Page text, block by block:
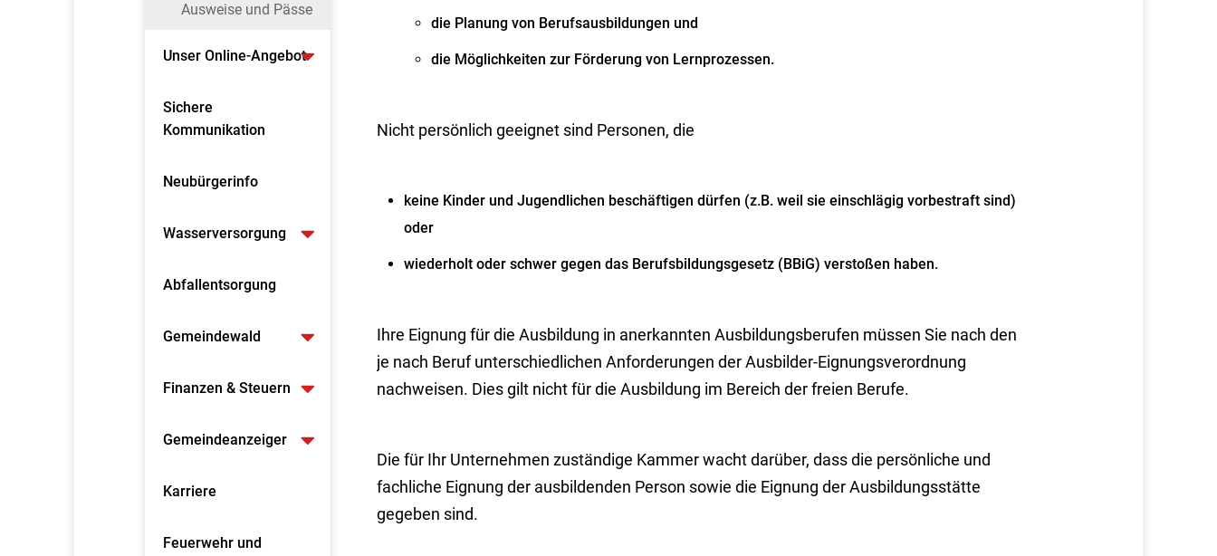
Ausweise und Pässe
Unser Online-Angebot
Sichere
Kommunikation
Neubürgerinfo
Wasserversorgung
Abfallentsorgung
Gemeindewald
Finanzen & Steuern
Gemeindeanzeiger
Karriere
Feuerwehr und
die Planung von Berufsausbildungen und
die Möglichkeiten zur Förderung von Lernprozessen.
Nicht persönlich geeignet sind Personen, die
keine Kinder und Jugendlichen beschäftigen dürfen (z.B. weil sie einschlägig vorbestraft sind)
oder
wiederholt oder schwer gegen das Berufsbildungsgesetz (BBiG) verstoßen haben.
Ihre Eignung für die Ausbildung in anerkannten Ausbildungsberufen müssen Sie nach den
je nach Beruf unterschiedlichen Anforderungen der Ausbilder-Eignungsverordnung
nachweisen. Dies gilt nicht für die Ausbildung im Bereich der freien Berufe.
Die für Ihr Unternehmen zuständige Kammer wacht darüber, dass die persönliche und
fachliche Eignung der ausbildenden Person sowie die Eignung der Ausbildungsstätte
gegeben sind.